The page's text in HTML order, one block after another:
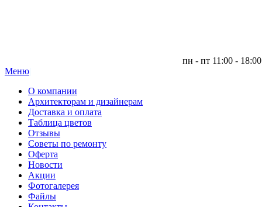
пн - пт 11:00 - 18:00
Меню|
О компании
Архитекторам и дизайнерам
Доставка и оплата
Таблица цветов
Отзывы
Советы по ремонту
Оферта
Новости
Акции
Фотогалерея
Файлы